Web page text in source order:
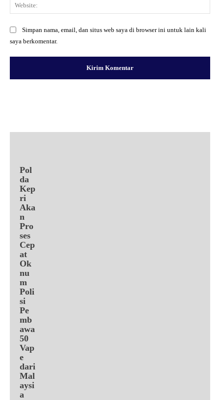
Simpan nama, email, dan situs web saya di browser ini untuk lain kali
saya berkomentar.
Pol
da
Kep
ri
Aka
n
Pro
ses
Cep
at
Ok
nu
m
Poli
si
Pe
mb
awa
50
Vap
e
dari
Mal
aysi
a